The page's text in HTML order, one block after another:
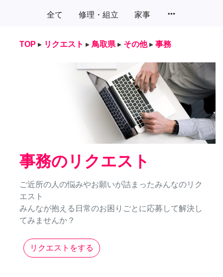
全て 修理・組立 家事 more_horiz
TOP ▸ リクエスト ▸ 鳥取県 ▸ その他 ▸ 事務
事務のリクエスト
ご近所の人の悩みやお願いが詰まったみんなのリク
エスト
みんなが抱える日常のお困りごとに応募して解決し
てみませんか？
リクエストをする